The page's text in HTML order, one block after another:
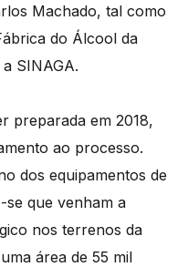
Machado, tal como
do Álcool da
SINAGA.
preparada em 2018,
ao processo.
dos equipamentos de
se que venham a
nos terrenos da
área de 55 mil